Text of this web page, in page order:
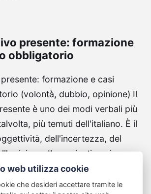
presente: formazione
obbligatorio
formazione e casi
(volontà, dubbio, opinione) Il
è uno dei modi verbali più
più temuti dell'italiano. È il
dell'incertezza, del
Il congiuntivo viene
introdotto da un verbo…
web utilizza cookie
che desideri accettare tramite le